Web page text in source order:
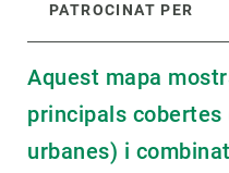
PATROCINAT PER
Aquest mapa
principals
urbanes) i